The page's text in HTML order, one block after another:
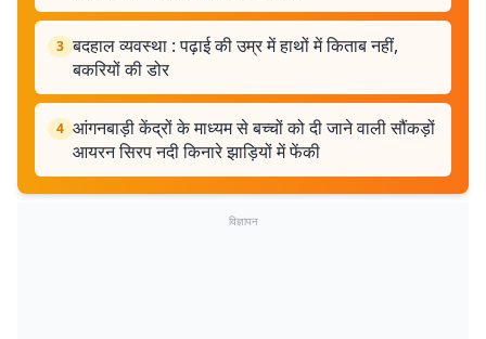
3 बदहाल व्यवस्था : पढ़ाई की उम्र में हाथों में किताब नहीं,
बकरियों की डोर
4 आंगनबाड़ी केंद्रों के माध्यम से बच्चों को दी जाने वाली सौंकड़ों
आयरन सिरप नदी किनारे झाड़ियों में फेंकी
विज्ञापन